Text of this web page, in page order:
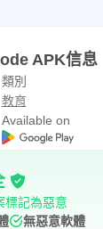
APK信息
類別
教育
Available on
標記為惡意
無惡意軟體